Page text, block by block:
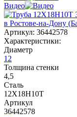
Видео
Артикул: 36442578
Характеристики:
Диаметр
12
Толщина стенки
4,5
Сталь
12Х18Н10Т
Артикул
36442578